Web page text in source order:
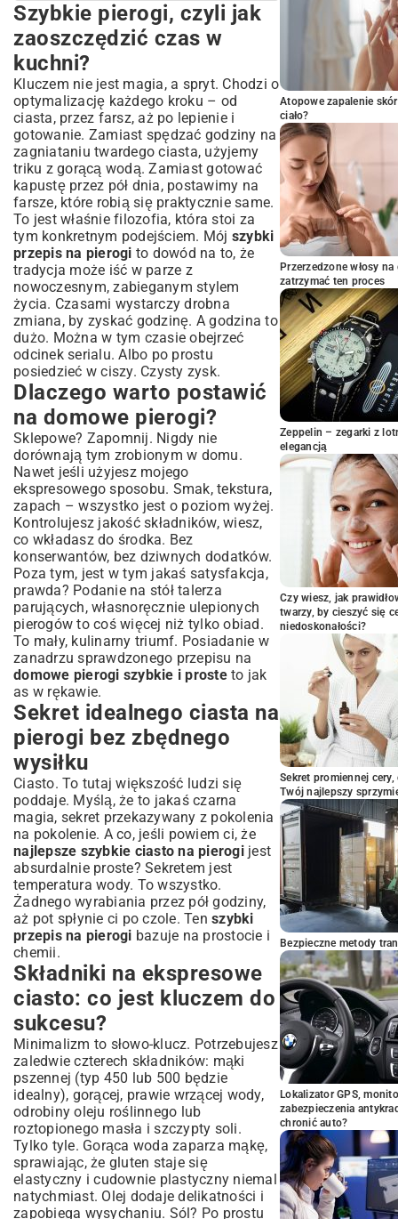
Szybkie pierogi, czyli jak zaoszczędzić
czas w kuchni?
Dlaczego warto postawić na domowe
pierogi?
Sekret idealnego ciasta na pierogi bez
zbędnego wysiłku
Składniki na ekspresowe ciasto: co jest
kluczem do sukcesu?
Krok po kroku: jak zagnieść ciasto w
mgnieniu oka?
Proporcje na ciasto idealne
Triki na elastyczne ciasto, które się nie
klei
Pomysły na szybkie farsze do pierogów
– klasyka i nowoczesność
Najpopularniejsze farsze: od ruskich po
kapustę z grzybami
Szybkie farsze mięsne: jak przygotować
je błyskawicznie?
Opcje wegetariańskie i wegańskie:
kreatywnie i zdrowo
Efektywne lepienie pierogów: techniki
dla początkujących i zaawansowanych
Jak szybko i sprawnie formować idealne
pierogi?
Narzędzia, które przyspieszą pracę
Gotowanie i podawanie: spraw, by twoje
pierogi zachwyciły
Ile czasu gotować pierogi, by były al
dente?
Z czym podawać szybkie pierogi?
Pomysły na dodatki
Przechowywanie i mrożenie: ciesz się
pierogami dłużej
Jak prawidłowo zamrozić ugotowane i
surowe pierogi?
Ogrzewanie pierogów: sposoby na
zachowanie smaku
Podsumowanie: Twoje szybkie pierogi
gotowe do podbicia serc!
Szybkie pierogi, czyli jak
zaoszczędzić czas w
kuchni?
Kluczem nie jest magia, a spryt. Chodzi o
optymalizację każdego kroku – od
ciasta, przez farsz, aż po lepienie i
gotowanie. Zamiast spędzać godziny na
zagniataniu twardego ciasta, użyjemy
triku z gorącą wodą. Zamiast gotować
kapustę przez pół dnia, postawimy na
farsze, które robią się praktycznie same.
To jest właśnie filozofia, która stoi za
tym konkretnym podejściem. Mój szybki
przepis na pierogi to dowód na to, że
tradycja może iść w parze z
nowoczesnym, zabieganym stylem
życia. Czasami wystarczy drobna
zmiana, by zyskać godzinę. A godzina to
dużo. Można w tym czasie obejrzeć
odcinek serialu. Albo po prostu
posiedzieć w ciszy. Czysty zysk.
Dlaczego warto postawić
na domowe pierogi?
Sklepowe? Zapomnij. Nigdy nie
dorównają tym zrobionym w domu.
Nawet jeśli użyjesz mojego
ekspresowego sposobu. Smak, tekstura,
zapach – wszystko jest o poziom wyżej.
Kontrolujesz jakość składników, wiesz,
co wkładasz do środka. Bez
konserwantów, bez dziwnych dodatków.
Poza tym, jest w tym jakaś satysfakcja,
prawda? Podanie na stół talerza
parujących, własnoręcznie ulepionych
pierogów to coś więcej niż tylko obiad.
To mały, kulinarny triumf. Posiadanie w
zanadrzu sprawdzonego przepisu na
domowe pierogi szybkie i prosteto jak
as w rękawie.
Sekret idealnego ciasta na
pierogi bez zbędnego
wysiłku
Ciasto. To tutaj większość ludzi się
poddaje. Myślą, że to jakaś czarna
magia, sekret przekazywany z pokolenia
na pokolenie. A co, jeśli powiem ci, że
najlepsze szybkie ciasto na pierogijest
absurdalnie proste? Sekretem jest
temperatura wody. To wszystko.
Żadnego wyrabiania przez pół godziny,
aż pot spłynie ci po czole. Ten szybki
przepis na pierogi bazuje na prostocie i
chemii.
Składniki na ekspresowe
ciasto: co jest kluczem do
sukcesu?
Minimalizm to słowo-klucz. Potrzebujesz
zaledwie czterech składników: mąki
pszennej (typ 450 lub 500 będzie
idealny), gorącej, prawie wrzącej wody,
odrobiny oleju roślinnego lub
roztopionego masła i szczypty soli.
Tylko tyle. Gorąca woda zaparza mąkę,
sprawiając, że gluten staje się
elastyczny i cudownie plastyczny niemal
natychmiast. Olej dodaje delikatności i
zapobiega wysychaniu. Sól? Po prostu
Atopowe zapalenie
ciało?
Przerzedzone włosy
zatrzymać ten proces
Zeppelin – zegarki z
elegancją
Czy wiesz, jak
twarzy, by cieszyć się
niedoskonałości?
Sekret promiennej
Twój najlepszy
Bezpieczne metody
Lokalizator GPS,
zabezpieczenia
chronić auto?